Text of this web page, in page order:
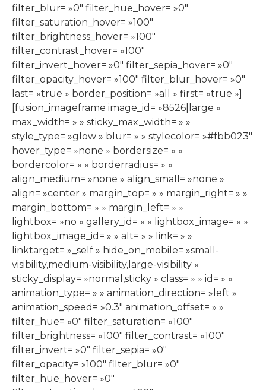
filter_blur= »0″ filter_hue_hover= »0″
filter_saturation_hover= »100″
filter_brightness_hover= »100″
filter_contrast_hover= »100″
filter_invert_hover= »0″ filter_sepia_hover= »0″
filter_opacity_hover= »100″ filter_blur_hover= »0″
last= »true » border_position= »all » first= »true »]
[fusion_imageframe image_id= »8526|large »
max_width= » » sticky_max_width= » »
style_type= »glow » blur= » » stylecolor= »#fbb023″
hover_type= »none » bordersize= » »
bordercolor= » » borderradius= » »
align_medium= »none » align_small= »none »
align= »center » margin_top= » » margin_right= » »
margin_bottom= » » margin_left= » »
lightbox= »no » gallery_id= » » lightbox_image= » »
lightbox_image_id= » » alt= » » link= » »
linktarget= »_self » hide_on_mobile= »small-
visibility,medium-visibility,large-visibility »
sticky_display= »normal,sticky » class= » » id= » »
animation_type= » » animation_direction= »left »
animation_speed= »0.3″ animation_offset= » »
filter_hue= »0″ filter_saturation= »100″
filter_brightness= »100″ filter_contrast= »100″
filter_invert= »0″ filter_sepia= »0″
filter_opacity= »100″ filter_blur= »0″
filter_hue_hover= »0″